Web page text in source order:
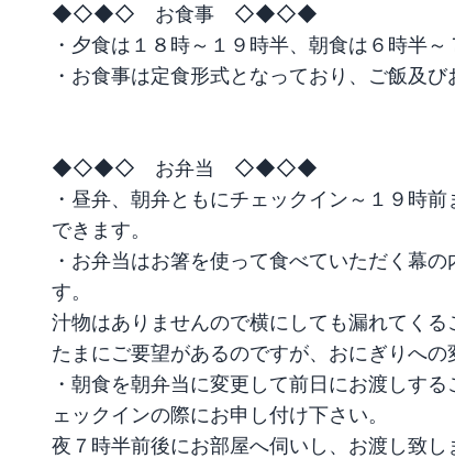
◆◇◆◇　お食事　◇◆◇◆
・夕食は１８時～１９時半、朝食は６時半～
・お食事は定食形式となっており、ご飯及び
◆◇◆◇　お弁当　◇◆◇◆
・昼弁、朝弁ともにチェックイン～１９時
できます。
・お弁当はお箸を使って食べていただく幕
す。
汁物はありませんので横にしても漏れてくる
たまにご要望があるのですが、おにぎりへの
・朝食を朝弁当に変更して前日にお渡しす
ェックインの際にお申し付け下さい。
夜７時半前後にお部屋へ伺いし、お渡し致し